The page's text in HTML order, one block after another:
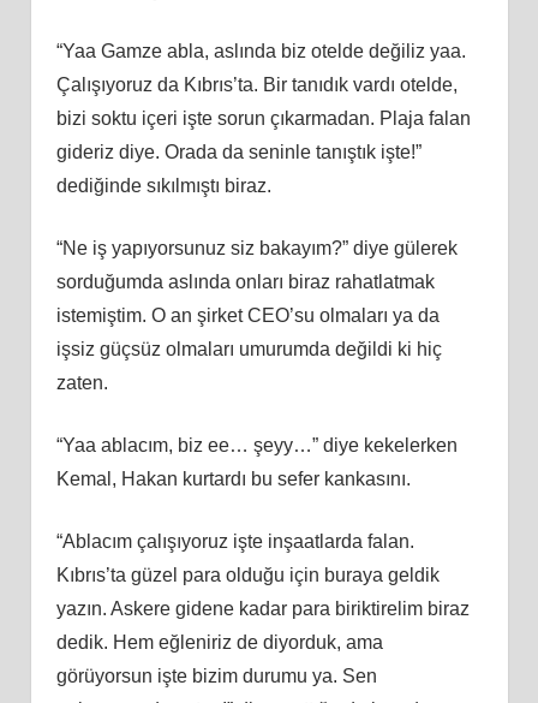
“Yaa Gamze abla, aslında biz otelde değiliz yaa.
Çalışıyoruz da Kıbrıs’ta. Bir tanıdık vardı otelde,
bizi soktu içeri işte sorun çıkarmadan. Plaja falan
gideriz diye. Orada da seninle tanıştık işte!”
dediğinde sıkılmıştı biraz.
“Ne iş yapıyorsunuz siz bakayım?” diye gülerek
sorduğumda aslında onları biraz rahatlatmak
istemiştim. O an şirket CEO’su olmaları ya da
işsiz güçsüz olmaları umurumda değildi ki hiç
zaten.
“Yaa ablacım, biz ee… şeyy…” diye kekelerken
Kemal, Hakan kurtardı bu sefer kankasını.
“Ablacım çalışıyoruz işte inşaatlarda falan.
Kıbrıs’ta güzel para olduğu için buraya geldik
yazın. Askere gidene kadar para biriktirelim biraz
dedik. Hem eğleniriz de diyorduk, ama
görüyorsun işte bizim durumu ya. Sen